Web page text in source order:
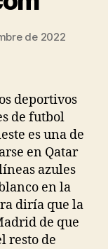
de 2022
deportivos
de futbol
es una de
en Qatar
azules
en la
diría que la
de que
resto de